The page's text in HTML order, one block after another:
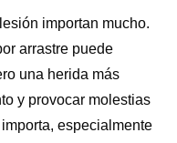
importan mucho.
arrastre puede
una herida más
y provocar molestias
especialmente